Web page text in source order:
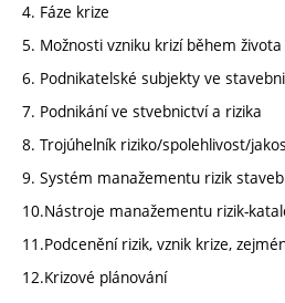
4. Fáze krize
5. Možnosti vzniku krizí během
6. Podnikatelské subjekty ve
7. Podnikání ve stvebnictví a rizika
8. Trojúhelník riziko/spolehlivost/
9. Systém manažementu rizik
10.Nástroje manažementu rizik-
11.Podcenění rizik, vznik krize,
12.Krizové plánování